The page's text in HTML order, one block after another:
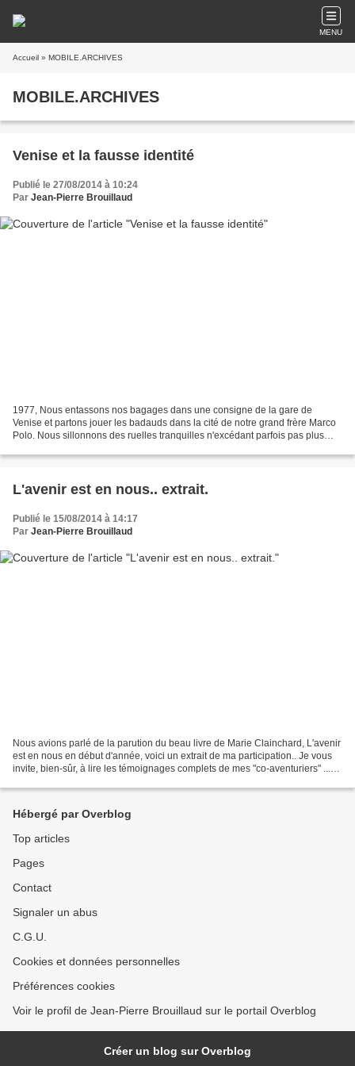
MENU
Accueil » MOBILE.ARCHIVES
MOBILE.ARCHIVES
Venise et la fausse identité
Publié le 27/08/2014 à 10:24
Par Jean-Pierre Brouillaud
1977, Nous entassons nos bagages dans une consigne de la gare de
Venise et partons jouer les badauds dans la cité de notre grand frère Marco
Polo. Nous sillonnons des ruelles tranquilles n'excédant parfois pas plus
L'avenir est en nous.. extrait.
Publié le 15/08/2014 à 14:17
Par Jean-Pierre Brouillaud
Nous avions parlé de la parution du beau livre de Marie Clainchard, L'avenir
est en nous en début d'année, voici un extrait de ma participation.. Je vous
invite, bien-sûr, à lire les témoignages complets de mes "co-aventuriers" ...
Hébergé par Overblog
Top articles
Pages
Contact
Signaler un abus
C.G.U.
Cookies et données personnelles
Préférences cookies
Voir le profil de Jean-Pierre Brouillaud sur le portail Overblog
Créer un blog sur Overblog